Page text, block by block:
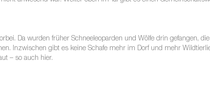
Da wurden früher Schneeleoparden und Wölfe drin gefangen,
Inzwischen gibt es keine Schafe mehr im Dorf und mehr
– so auch hier.